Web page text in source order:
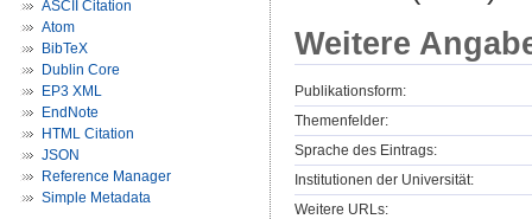
ASCII Citation
Atom
BibTeX
Dublin Core
EP3 XML
EndNote
HTML Citation
JSON
Reference Manager
Simple Metadata
Weitere
Publikationsform:
Themenfelder:
Sprache des Eintrags:
Institutionen der Universität:
Weitere URLs: